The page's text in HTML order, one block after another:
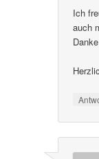
Ich
auch